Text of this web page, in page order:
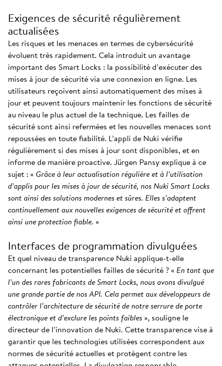
Exigences de sécurité régulièrement
actualisées
Les risques et les menaces en termes de cybersécurité
évoluent très rapidement. Cela introduit un avantage
important des Smart Locks : la possibilité d’exécuter des
mises à jour de sécurité via une connexion en ligne. Les
utilisateurs reçoivent ainsi automatiquement des mises à
jour et peuvent toujours maintenir les fonctions de sécurité
au niveau le plus actuel de la technique. Les failles de
sécurité sont ainsi refermées et les nouvelles menaces sont
repoussées en toute fiabilité. L’appli de Nuki vérifie
régulièrement si des mises à jour sont disponibles, et en
informe de manière proactive. Jürgen Pansy explique à ce
sujet : « Grâce à leur actualisation régulière et à l’utilisation
d’applis pour les mises à jour de sécurité, nos Nuki Smart Locks
sont ainsi des solutions modernes et sûres. Elles s’adaptent
continuellement aux nouvelles exigences de sécurité et offrent
ainsi une protection fiable. »
Interfaces de programmation divulguées
Et quel niveau de transparence Nuki applique-t-elle
concernant les potentielles failles de sécurité ? « En tant que
l’un des rares fabricants de Smart Locks, nous avons divulgué
une grande partie de nos API. Cela permet aux développeurs de
contrôler l’architecture de sécurité de notre serrure de porte
électronique et d’exclure les points faibles », souligne le
directeur de l’innovation de Nuki. Cette transparence vise à
garantir que les technologies utilisées correspondent aux
normes de sécurité actuelles et protègent contre les